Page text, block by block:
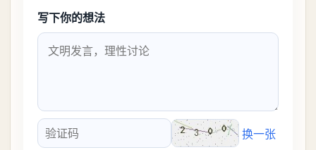
写下你的想法
验证码
换一张